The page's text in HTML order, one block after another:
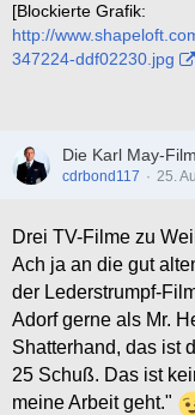
[Blockierte Grafik:
http://
347224-ddf02230.jpg
Die Karl May-
cdrbond117 25.
Drei TV-Filme zu
Ach ja an die gut
der Lederstrumpf-
Adorf gerne als Mr.
Shatterhand, das ist
25 Schuß. Das ist
meine Arbeit geht."